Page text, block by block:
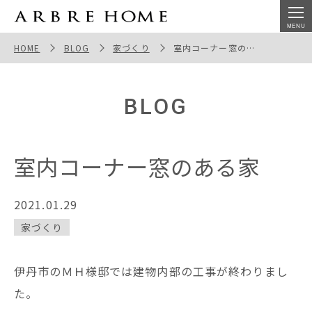
室内コーナー窓のある家
HOME BLOG 家づくり 室内コーナー窓のある家
BLOG
室内コーナー窓のある家
2021.01.29
家づくり
伊丹市のＭＨ様邸では建物内部の工事が終わりまし
た。